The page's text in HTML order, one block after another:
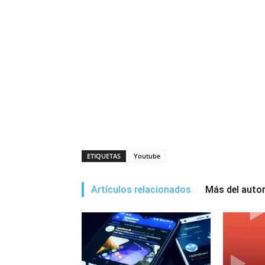
ETIQUETAS Youtube
Artículos relacionados Más del autor